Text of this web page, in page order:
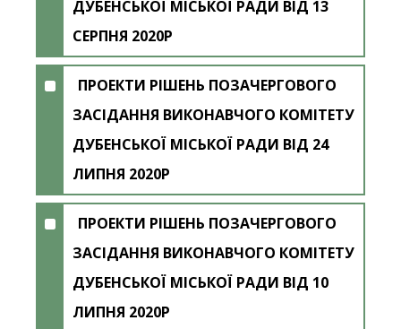
ДУБЕНСЬКОЇ МІСЬКОЇ РАДИ ВІД 13
СЕРПНЯ 2020Р
ПРОЕКТИ РІШЕНЬ ПОЗАЧЕРГОВОГО
ЗАСІДАННЯ ВИКОНАВЧОГО КОМІТЕТУ
ДУБЕНСЬКОЇ МІСЬКОЇ РАДИ ВІД 24
ЛИПНЯ 2020Р
ПРОЕКТИ РІШЕНЬ ПОЗАЧЕРГОВОГО
ЗАСІДАННЯ ВИКОНАВЧОГО КОМІТЕТУ
ДУБЕНСЬКОЇ МІСЬКОЇ РАДИ ВІД 10
ЛИПНЯ 2020Р